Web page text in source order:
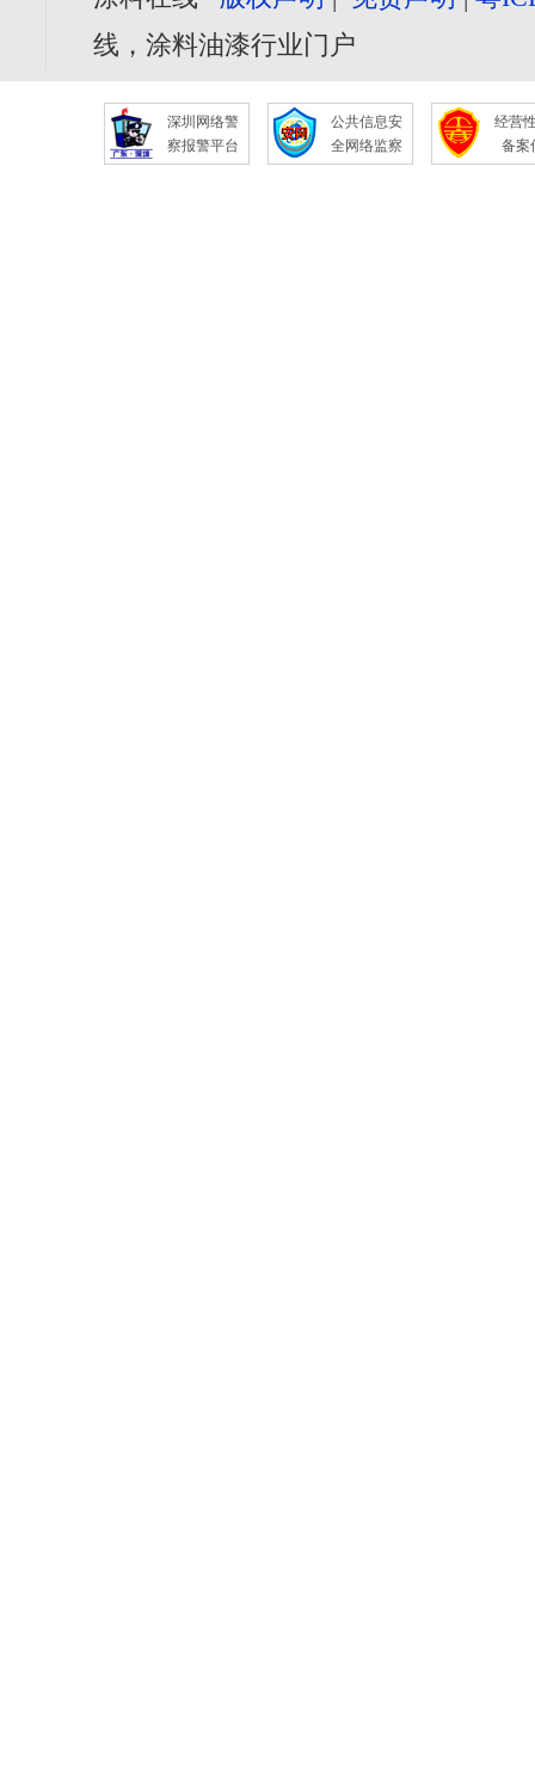
线，涂料油漆行业门户
深圳网络警
察报警平台
公共信息安
全网络监察
经营
备案